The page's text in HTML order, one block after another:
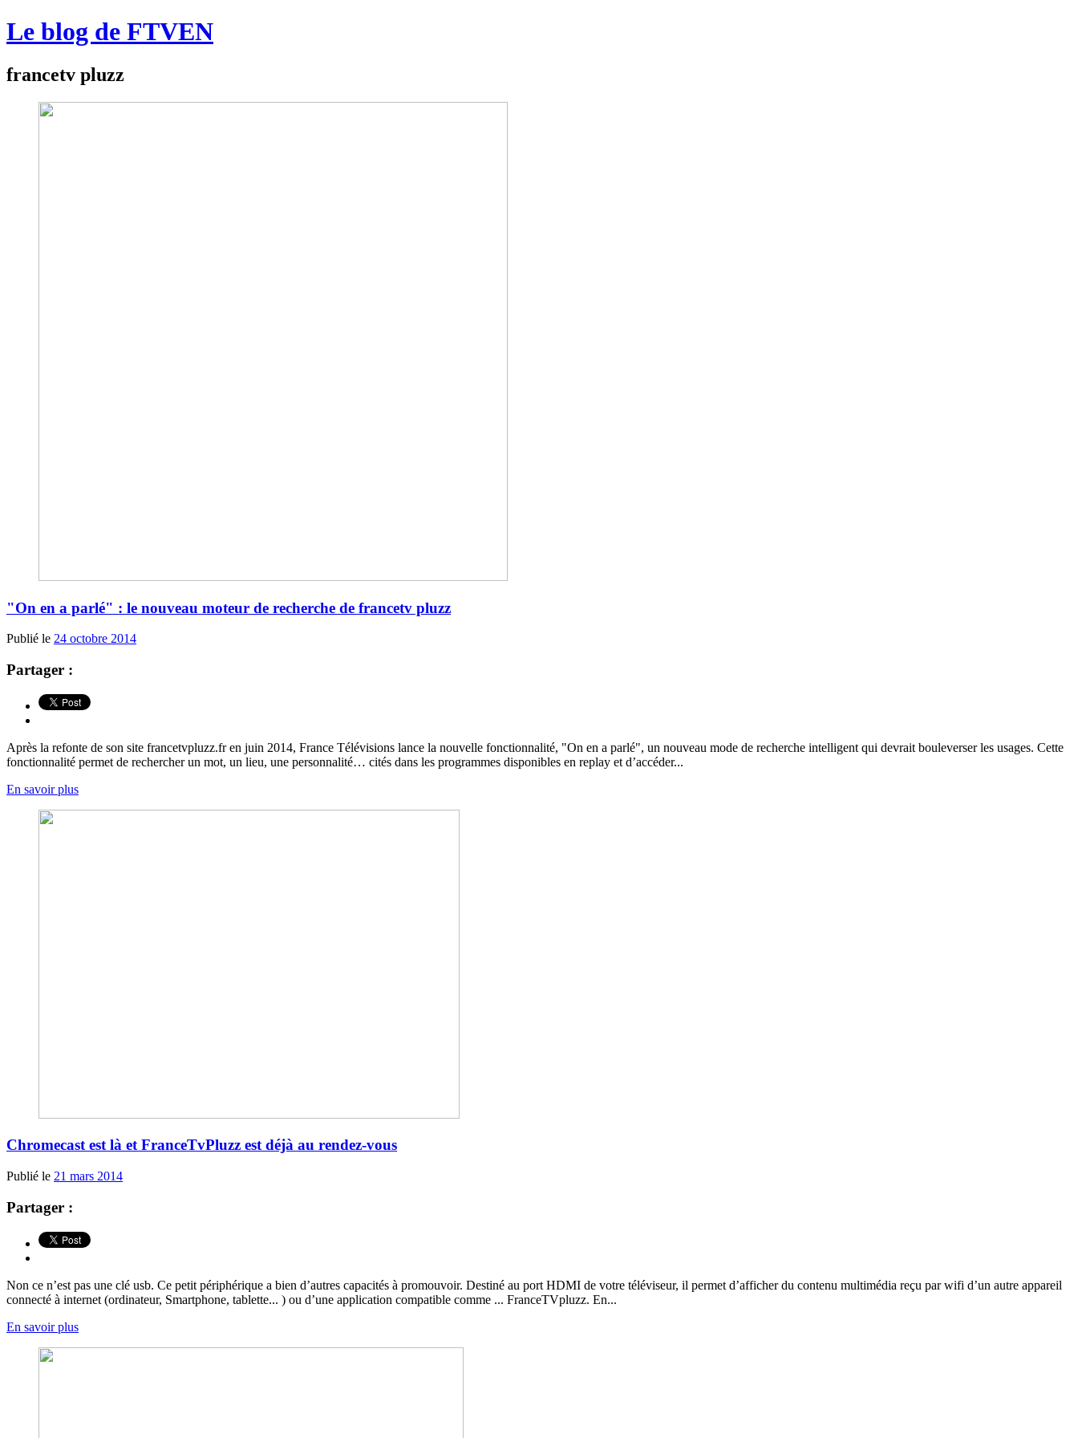
Le blog de FTVEN
francetv pluzz
"On en a parlé" : le nouveau moteur de recherche de francetv pluzz
Publié le 24 octobre 2014
Partager :
Après la refonte de son site francetvpluzz.fr en juin 2014, France Télévisions lance la nouvelle fonctionnalité, "On en a parlé", un nouveau mode de recherche intelligent qui devrait bouleverser les usages. Cette
fonctionnalité permet de rechercher un mot, un lieu, une personnalité… cités dans les programmes disponibles en replay et d’accéder...
En savoir plus
Chromecast est là et FranceTvPluzz est déjà au rendez-vous
Publié le 21 mars 2014
Partager :
Non ce n’est pas une clé usb. Ce petit périphérique a bien d’autres capacités à promouvoir. Destiné au port HDMI de votre téléviseur, il permet d’afficher du contenu multimédia reçu par wifi d’un autre appareil
connecté à internet (ordinateur, Smartphone, tablette... ) ou d’une application compatible comme ... FranceTVpluzz. En...
En savoir plus